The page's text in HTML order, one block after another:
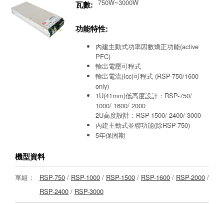
瓦數: 750W~3000W
功能特性:
內建主動式功率因數矯正功能(active
PFC)
輸出電壓可程式
輸出電流(Icc)可程式 (RSP-750/1600
only)
1U(41mm)低高度設計：RSP-750/
1000/ 1600/ 2000
2U高度設計：RSP-1500/ 2400/ 3000
內建主動式並聯功能(除RSP-750)
5年保固期
機型資料
單組： RSP-750 / RSP-1000 / RSP-1500 / RSP-1600 / RSP-2000 /
RSP-2400 / RSP-3000